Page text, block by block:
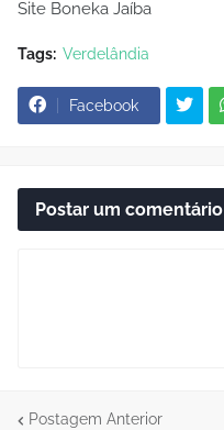
Site Boneka Jaíba
Tags: Verdelândia
Facebook
Postar um comentário
Postagem Anterior